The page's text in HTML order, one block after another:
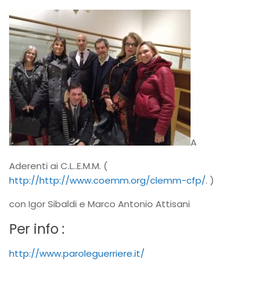
A
Aderenti ai C.L..E.M.M. (
http://http://www.coemm.org/clemm-cfp/. )
con Igor Sibaldi e Marco Antonio Attisani
Per info :
http://www.paroleguerriere.it/